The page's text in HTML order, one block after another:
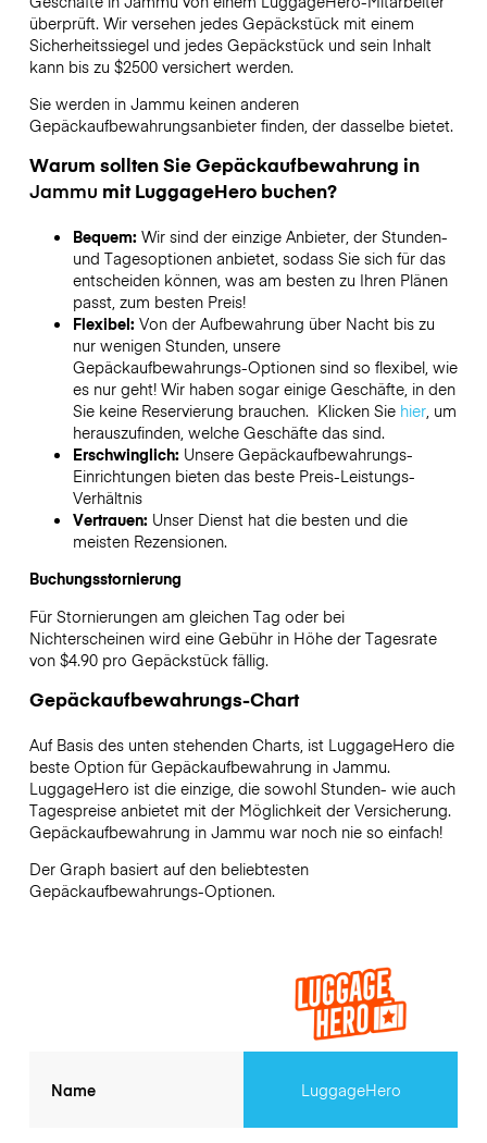
überprüft. Wir versehen jedes Gepäckstück mit einem
Sicherheitssiegel und jedes Gepäckstück und sein Inhalt
kann bis zu $2500versichert werden.
Sie werden in Jammu keinen anderen
Gepäckaufbewahrungsanbieter finden, der dasselbe bietet.
Warum sollten Sie Gepäckaufbewahrung in
Jammu mit LuggageHero buchen?
Bequem: Wir sind der einzige Anbieter, der Stunden-
und Tagesoptionen anbietet, sodass Sie sich für das
entscheiden können, was am besten zu Ihren Plänen
passt, zum besten Preis!
Flexibel: Von der Aufbewahrung über Nacht bis zu
nur wenigen Stunden, unsere
Gepäckaufbewahrungs-Optionen sind so flexibel, wie
es nur geht! Wir haben sogar einige Geschäfte, in den
Sie keine Reservierung brauchen. Klicken Sie hier, um
herauszufinden, welche Geschäfte das sind.
Erschwinglich: Unsere Gepäckaufbewahrungs-
Einrichtungen bieten das beste Preis-Leistungs-
Verhältnis
Vertrauen: Unser Dienst hat die besten und die
meisten Rezensionen.
Buchungsstornierung
Für Stornierungen am gleichen Tag oder bei
Nichterscheinen wird eine Gebühr in Höhe der Tagesrate
von $4.90 pro Gepäckstück fällig.
Gepäckaufbewahrungs-Chart
Auf Basis des unten stehenden Charts, ist LuggageHero die
beste Option für Gepäckaufbewahrung in Jammu.
LuggageHero ist die einzige, die sowohl Stunden- wie auch
Tagespreise anbietet mit der Möglichkeit der Versicherung.
Gepäckaufbewahrung in Jammu war noch nie so einfach!
Der Graph basiert auf den beliebtesten
Gepäckaufbewahrungs-Optionen.
Name LuggageHero